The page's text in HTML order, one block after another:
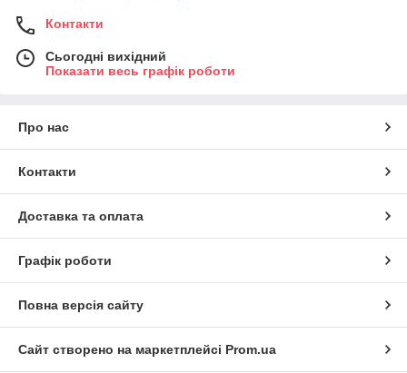
Контакти
Сьогодні вихідний
Показати весь графік роботи
Про нас
Контакти
Доставка та оплата
Графік роботи
Повна версія сайту
Сайт створено на маркетплейсі Prom.ua